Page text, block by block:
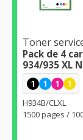
Toner
Pack de 4
934/935 XL
1 1 1 1
H934B/CLXL
1500 pages /